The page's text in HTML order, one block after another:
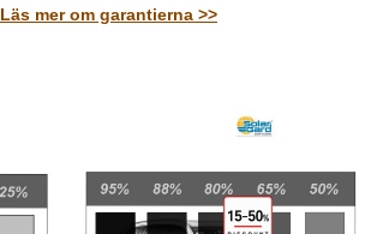
Läs mer om garantierna >>